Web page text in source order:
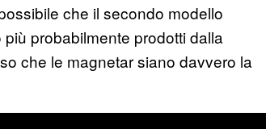
che il secondo modello
probabilmente prodotti dalla
che le magnetar siano davvero la